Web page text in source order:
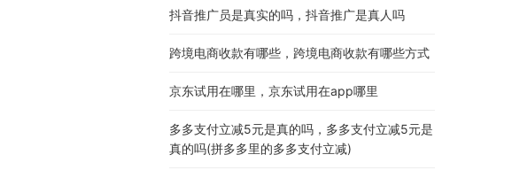
抖音推广员是真实的吗，抖音推广是真人吗
跨境电商收款有哪些，跨境电商收款有哪些方式
京东试用在哪里，京东试用在app哪里
多多支付立减5元是真的吗，多多支付立减5元是
真的吗(拼多多里的多多支付立减)